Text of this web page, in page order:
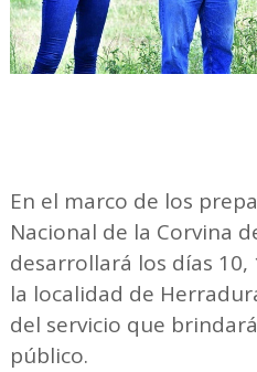
En el marco de los
Nacional de la Corvina
desarrollará los días
la localidad de
del servicio que
público.